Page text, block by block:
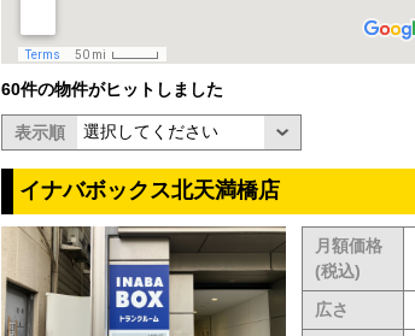
60件の物件がヒットしました
表示順
イナバボックス北天満橋店
月額価格
(税込)
広さ